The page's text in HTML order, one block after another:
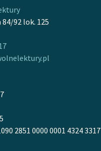
84/92 lok. 125
2851 0000 0001 4324 3317